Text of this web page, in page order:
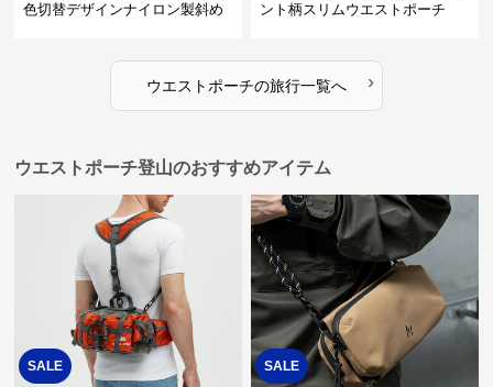
色切替デザインナイロン製斜め
ント柄スリムウエストポーチ
ウエストポーチの旅行一覧へ ›
ウエストポーチ登山のおすすめアイテム
SALE SALE